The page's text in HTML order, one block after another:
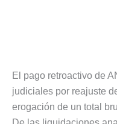
El pago retroactivo de
judiciales por reajuste
erogación de un total